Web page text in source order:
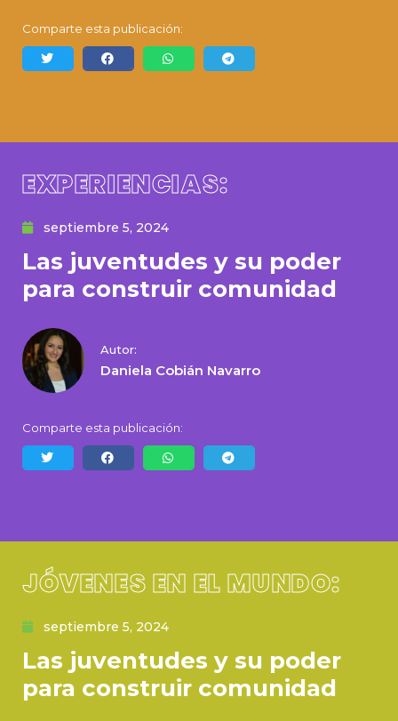
Comparte esta publicación:
EXPERIENCIAS:
septiembre 5, 2024
Las juventudes y su poder
para construir comunidad
Autor:
Daniela Cobián Navarro
Comparte esta publicación:
JÓVENES EN EL MUNDO:
septiembre 5, 2024
Las juventudes y su poder
para construir comunidad